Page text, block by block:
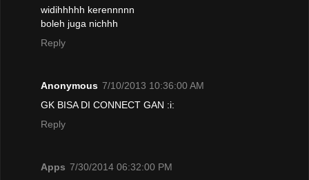
widihhhhh kerennnnn
boleh juga nichhh
Reply
Anonymous 7/10/2013 10:36:00 AM
GK BISA DI CONNECT GAN :i:
Reply
Apps 7/30/2014 06:32:00 PM